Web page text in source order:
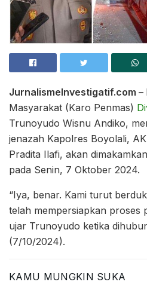
JurnalismeInvestigatif.com –
Masyarakat (Karo Penmas)
Trunoyudo Wisnu Andiko,
jenazah Kapolres Boyolali,
Pradita Ilafi, akan
pada Senin, 7 Oktober 2024.
“Iya, benar. Kami turut
telah mempersiapkan proses
ujar Trunoyudo ketika
(7/10/2024).
KAMU MUNGKIN SUKA